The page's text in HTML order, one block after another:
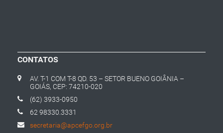
CONTATOS
AV. T-1 COM T-8 QD. 53 – SETOR BUENO GOIÂNIA –
GOIÁS, CEP: 74210-020
(62) 3933-0950
62 98330.3331
secretaria@apcefgo.org.br